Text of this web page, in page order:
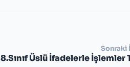
Sonraki
8.Sınıf Üslü İfadelerle İşlemler